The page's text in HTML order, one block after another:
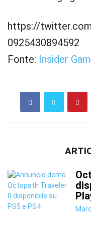
https://
0925430894592
Fonte: Insider